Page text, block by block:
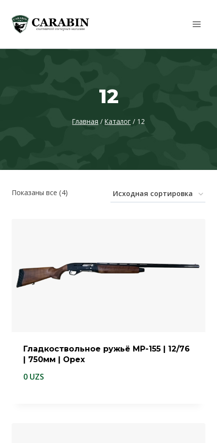
12
Главная / Каталог / 12
Показаны все (4)
Гладкоствольное ружьё МР-155 | 12/76
| 750мм | Орех
0 UZS